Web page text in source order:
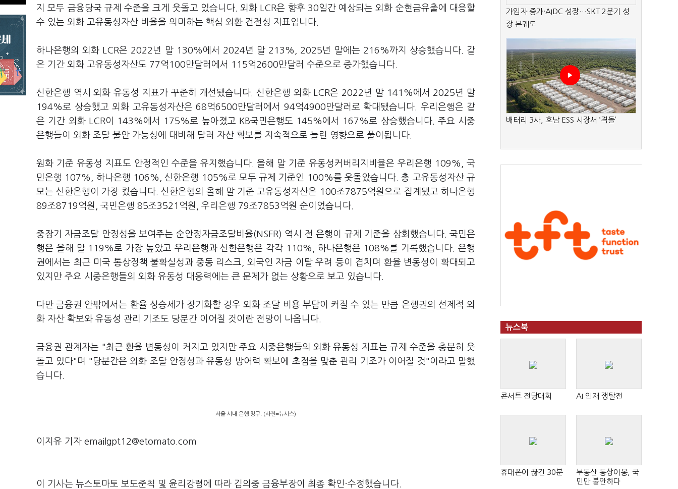
지 모두 금융당국 규제 수준을 크게 웃돌고 있습니다. 외화 LCR은 향후 30일간 예상되는 외화 순현금유출에 대응할
수 있는 외화 고유동성자산 비율을 의미하는 핵심 외환 건전성 지표입니다.
하나은행의 외화 LCR은 2022년 말 130%에서 2024년 말 213%, 2025년 말에는 216%까지 상승했습니다. 같
은 기간 외화 고유동성자산도 77억100만달러에서 115억2600만달러 수준으로 증가했습니다.
신한은행 역시 외화 유동성 지표가 꾸준히 개선됐습니다. 신한은행 외화 LCR은 2022년 말 141%에서 2025년 말
194%로 상승했고 외화 고유동성자산은 68억6500만달러에서 94억4900만달러로 확대됐습니다. 우리은행은 같
은 기간 외화 LCR이 143%에서 175%로 높아졌고 KB국민은행도 145%에서 167%로 상승했습니다. 주요 시중
은행들이 외화 조달 불안 가능성에 대비해 달러 자산 확보를 지속적으로 늘린 영향으로 풀이됩니다.
원화 기준 유동성 지표도 안정적인 수준을 유지했습니다. 올해 말 기준 유동성커버리지비율은 우리은행 109%, 국
민은행 107%, 하나은행 106%, 신한은행 105%로 모두 규제 기준인 100%를 웃돌았습니다. 총 고유동성자산 규
모는 신한은행이 가장 컸습니다. 신한은행의 올해 말 기준 고유동성자산은 100조7875억원으로 집계됐고 하나은행
89조8719억원, 국민은행 85조3521억원, 우리은행 79조7853억원 순이었습니다.
중장기 자금조달 안정성을 보여주는 순안정자금조달비율(NSFR) 역시 전 은행이 규제 기준을 상회했습니다. 국민은
행은 올해 말 119%로 가장 높았고 우리은행과 신한은행은 각각 110%, 하나은행은 108%를 기록했습니다. 은행
권에서는 최근 미국 통상정책 불확실성과 중동 리스크, 외국인 자금 이탈 우려 등이 겹치며 환율 변동성이 확대되고
있지만 주요 시중은행들의 외화 유동성 대응력에는 큰 문제가 없는 상황으로 보고 있습니다.
다만 금융권 안팎에서는 환율 상승세가 장기화할 경우 외화 조달 비용 부담이 커질 수 있는 만큼 은행권의 선제적 외
화 자산 확보와 유동성 관리 기조도 당분간 이어질 것이란 전망이 나옵니다.
금융권 관계자는 "최근 환율 변동성이 커지고 있지만 주요 시중은행들의 외화 유동성 지표는 규제 수준을 충분히 웃
돌고 있다"며 "당분간은 외화 조달 안정성과 유동성 방어력 확보에 초점을 맞춘 관리 기조가 이어질 것"이라고 말했
습니다.
서울 시내 은행 창구. (사진=뉴시스)
이지유 기자 emailgpt12@etomato.com
이 기사는 뉴스토마토 보도준칙 및 윤리강령에 따라 김의중 금융부장이 최종 확인·수정했습니다.
가입자 증가·AIDC 성장…SKT 2분기 성
장 본궤도
배터리 3사, 호남 ESS 시장서 ‘격돌’
뉴스북
콘서트 전당대회 AI 인재 쟁탈전
휴대폰이 끊긴 30분
부동산 동상이몽, 국
민만 불안하다